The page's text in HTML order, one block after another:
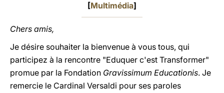
[Multimédia]
Chers amis,
Je désire souhaiter la bienvenue à vous tous, qui
participez à la rencontre "Eduquer c'est Transformer"
promue par la Fondation Gravissimum Educationis. Je
remercie le Cardinal Versaldi pour ses paroles